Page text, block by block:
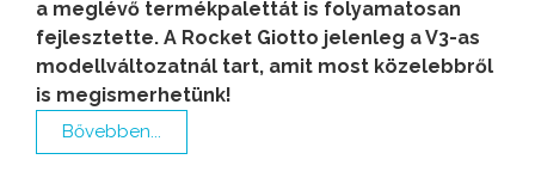
a meglévő termékpalettát is folyamatosan
fejlesztette. A Rocket Giotto jelenleg a V3-as
modellváltozatnál tart, amit most közelebbről
is megismerhetünk!
Bővebben...